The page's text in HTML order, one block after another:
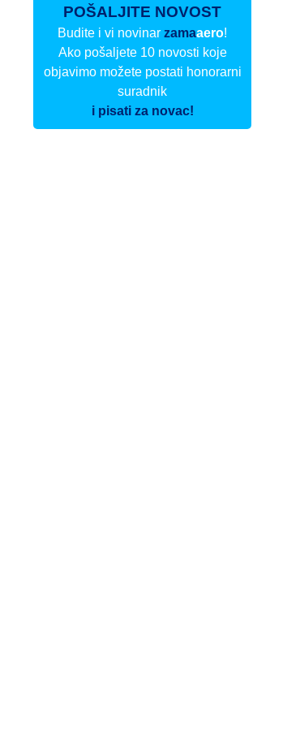
POŠALJITE NOVOST
Budite i vi novinarzamaaero!
Ako pošaljete 10 novosti koje
objavimo možete postati honorarni
suradnik
i pisati za novac!